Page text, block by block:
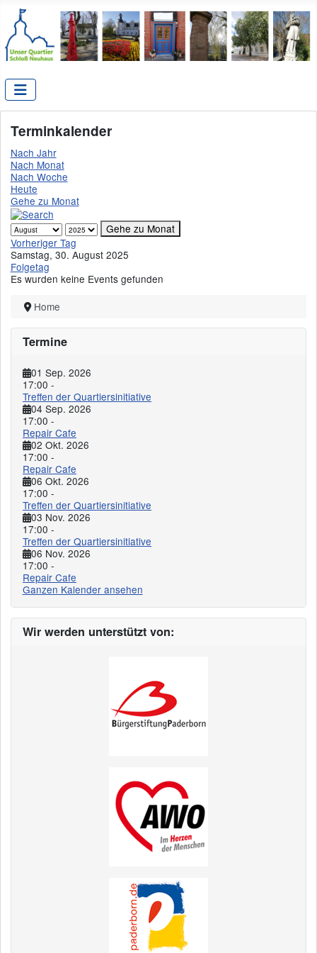
Terminkalender
Nach Jahr
Nach Monat
Nach Woche
Heute
Gehe zu Monat
Gehe zu Monat
Vorheriger Tag
Samstag, 30. August 2025
Folgetag
Es wurden keine Events gefunden
Home
Termine
01 Sep. 2026
17:00 -
Treffen der Quartiersinitiative
04 Sep. 2026
17:00 -
Repair Cafe
02 Okt. 2026
17:00 -
Repair Cafe
06 Okt. 2026
17:00 -
Treffen der Quartiersinitiative
03 Nov. 2026
17:00 -
Treffen der Quartiersinitiative
06 Nov. 2026
17:00 -
Repair Cafe
Ganzen Kalender ansehen
Wir werden unterstützt von: